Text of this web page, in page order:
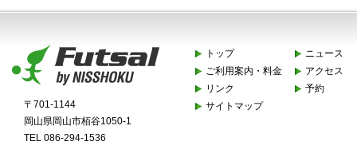
〒701-1144
岡山県岡山市栢谷1050-1
TEL 086-294-1536
トップ
ニュース
ご利用案内・料金
アクセス
リンク
予約
サイトマップ